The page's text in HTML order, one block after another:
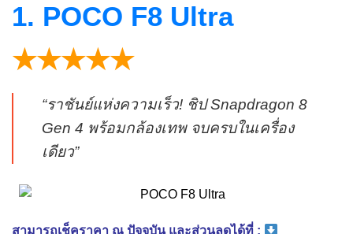
1. POCO F8 Ultra
★★★★★
“ราชันย์แห่งความเร็ว! ชิป Snapdragon 8
Gen 4 พร้อมกล้องเทพ จบครบในเครื่อง
เดียว”
สามารถเช็คราคา ณ ปัจจุบัน และส่วนลดได้ที่ :